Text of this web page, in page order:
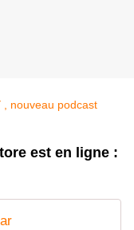
est en ligne :